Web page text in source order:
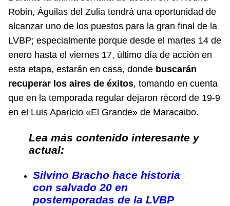
Robin, Águilas del Zulia tendrá una oportunidad de
alcanzar uno de los puestos para la gran final de la
LVBP; especialmente porque desde el martes 14 de
enero hasta el viernes 17, último día de acción en
esta etapa, estarán en casa, donde buscarán
recuperar los aires de éxitos, tomando en cuenta
que en la temporada regular dejaron récord de 19-9
en el Luis Aparicio «El Grande» de Maracaibo.
Lea más contenido interesante y
actual:
Silvino Bracho hace historia
con salvado 20 en
postemporadas de la LVBP